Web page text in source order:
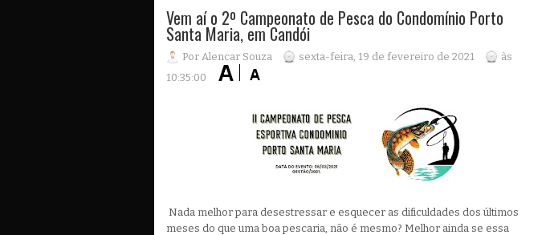
Vem aí o 2º Campeonato de Pesca do Condomínio Porto
Santa Maria, em Candói
Por Alencar Souza sexta-feira, 19 de fevereiro de 2021
às
10:35:00
Nada melhor para desestressar e esquecer as dificuldades dos últimos
meses do que uma boa pescaria, não é mesmo? Melhor ainda se essa